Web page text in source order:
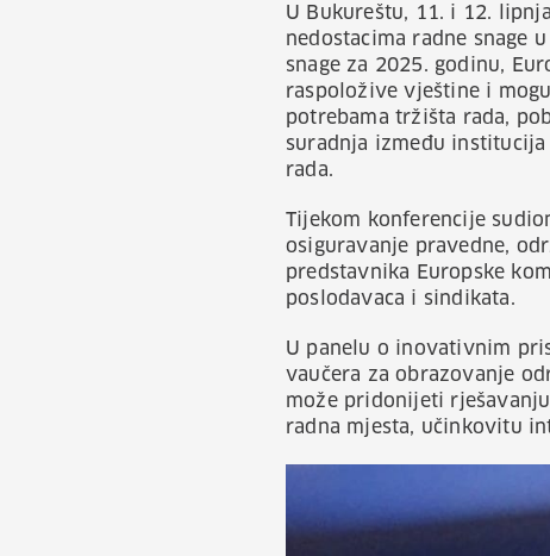
U Bukureštu, 11. i 12.
nedostacima radne snage
snage za 2025. godinu,
raspoložive vještine i
potrebama tržišta rada,
suradnja između
rada.
Tijekom konferencije
osiguravanje pravedne,
predstavnika Europske
poslodavaca i sindikata.
U panelu o inovativnim
vaučera za obrazovanje
može pridonijeti
radna mjesta, učinkovitu